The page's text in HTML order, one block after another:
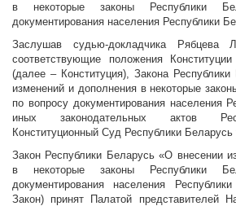
в некоторые законы Республики
документирования населения Республики
Заслушав судью-докладчика Рябцева
соответствующие положения
(далее – Конституция), Закона
изменений и дополнения в некоторые
по вопросу документирования населения
иных законодательных актов
Конституционный Суд Республики Беларусь
Закон Республики Беларусь «О внесении
в некоторые законы Республики
документирования населения
Закон) принят Палатой представителей